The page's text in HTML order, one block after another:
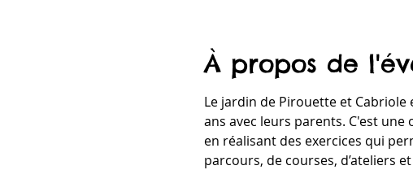
À propos de
Le jardin de Pirouette et
ans avec leurs parents. C'est
en réalisant des exercices qui
parcours, de courses, d’ateliers